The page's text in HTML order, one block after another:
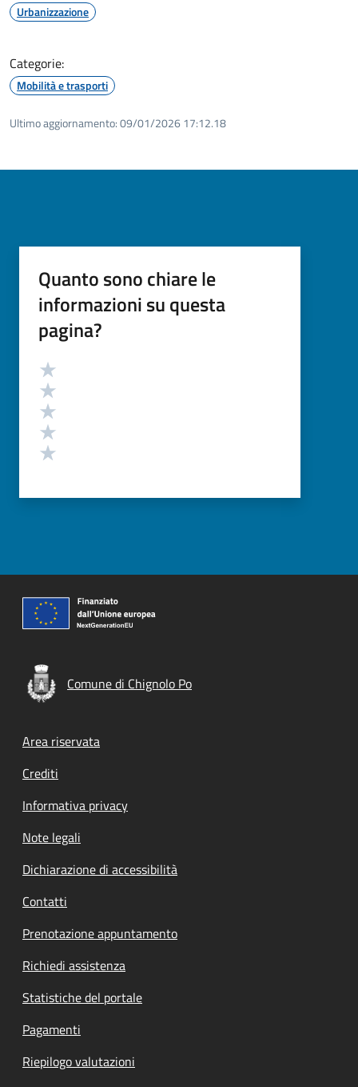
Urbanizzazione
Categorie:
Mobilità e trasporti
Ultimo aggiornamento:09/01/2026 17:12.18
Quanto sono chiare le
informazioni su questa
pagina?
Valutazione
Comune di Chignolo Po
Footer menu
Area riservata
Crediti
Informativa privacy
Note legali
Dichiarazione di accessibilità
Contatti
Prenotazione appuntamento
Richiedi assistenza
Statistiche del portale
Pagamenti
Riepilogo valutazioni